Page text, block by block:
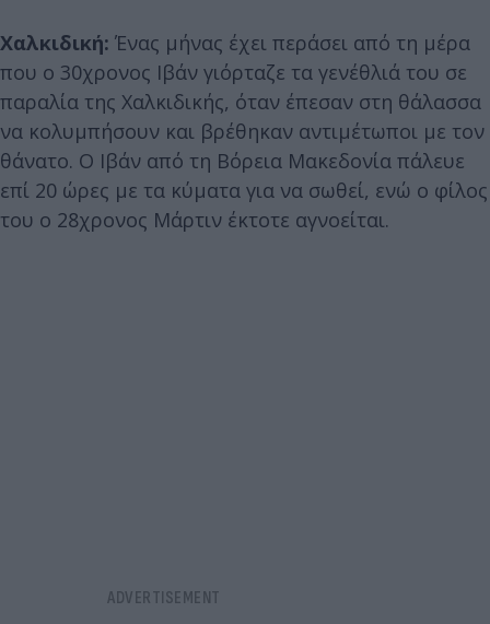
Χαλκιδική: Ένας μήνας έχει περάσει από τη μέρα
που ο 30χρονος Ιβάν γιόρταζε τα γενέθλιά του σε
παραλία της Χαλκιδικής, όταν έπεσαν στη θάλασσα
να κολυμπήσουν και βρέθηκαν αντιμέτωποι με τον
θάνατο. Ο Ιβάν από τη Βόρεια Μακεδονία πάλευε
επί 20 ώρες με τα κύματα για να σωθεί, ενώ ο φίλος
του ο 28χρονος Μάρτιν έκτοτε αγνοείται.